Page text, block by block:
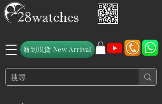
新到現貨 New Arrival